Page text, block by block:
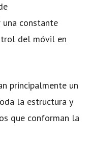
una constante
del móvil en
principalmente un
la estructura y
que conforman la